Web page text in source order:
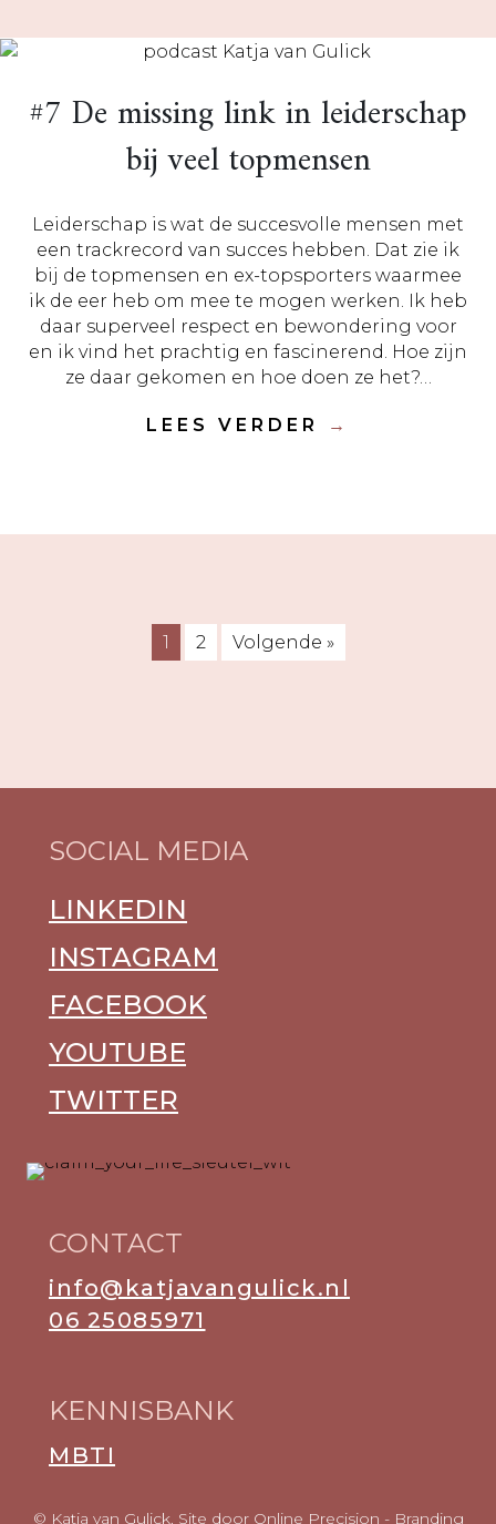
#7 De missing link in leiderschap
bij veel topmensen
Leiderschap is wat de succesvolle mensen met
een trackrecord van succes hebben. Dat zie ik
bij de topmensen en ex-topsporters waarmee
ik de eer heb om mee te mogen werken. Ik heb
daar superveel respect en bewondering voor
en ik vind het prachtig en fascinerend. Hoe zijn
ze daar gekomen en hoe doen ze het?…
LEES VERDER →
1 2 Volgende »
SOCIAL MEDIA
LINKEDIN
INSTAGRAM
FACEBOOK
YOUTUBE
TWITTER
CONTACT
info@katjavangulick.nl
06 25085971
KENNISBANK
MBTI
© Katja van Gulick. Site door Online Precision - Branding